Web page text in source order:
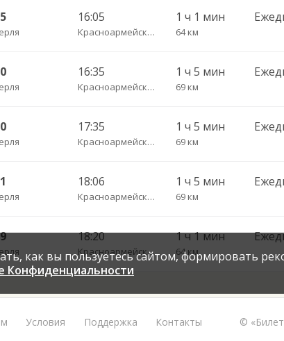
16:05
Красноармейское с. пов.
1 ч 1 мин
64 км
16:35
Красноармейское с. пов.
1 ч 5 мин
69 км
17:35
Красноармейское с. пов.
1 ч 5 мин
69 км
18:06
Красноармейское с. пов.
1 ч 5 мин
69 км
18:20
Красноармейское с. пов.
1 ч 1 мин
64 км
как вы пользуетесь сайтом, формировать
Конфиденциальности
Условия Поддержка Контакты ©